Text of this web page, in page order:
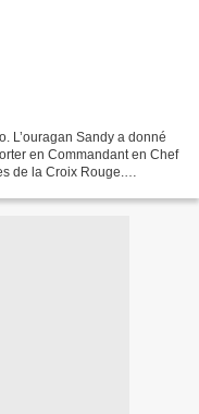
L’ouragan Sandy a donné
en Commandant en Chef
de la Croix Rouge.